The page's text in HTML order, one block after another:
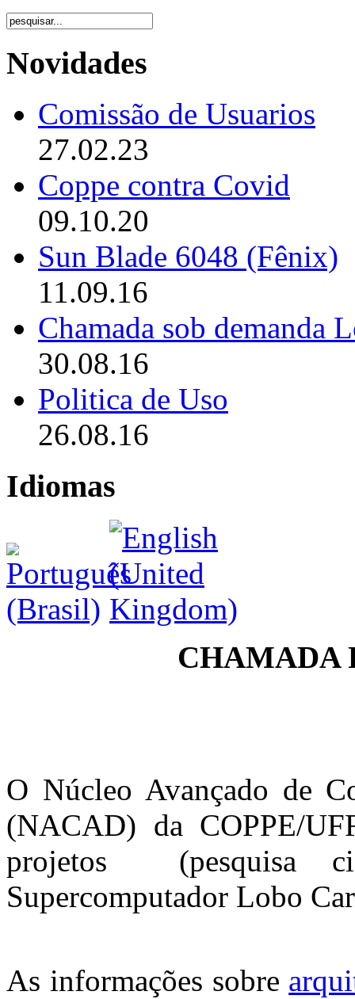
Novidades
Comissão de Usuarios
27.02.23
Coppe contra Covid
09.10.20
Sun Blade 6048 (Fênix)
11.09.16
Chamada sob demanda
30.08.16
Politica de Uso
26.08.16
Idiomas
CHAMADA
O Núcleo Avançado de
(NACAD) da COPPE/
projetos (pesquisa
Supercomputador Lobo
As informações sobre